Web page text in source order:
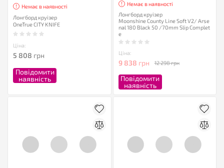
Немає в наявності
Лонгборд круізер
OneTrue CITY KNIFE
Ціна:
5 808 грн
Повідомити
наявність
Немає в наявності
Лонгборд круізер
Moonshine County Line Soft V2/ Arse
nal 180 Black 50 /70mm Slip Complet
e
Ціна:
9 838 грн 12 298 грн
Повідомити
наявність